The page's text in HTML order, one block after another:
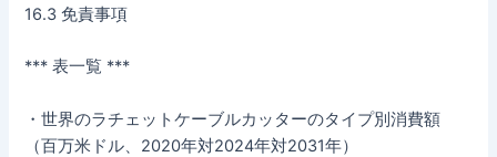
16.3 免責事項
*** 表一覧 ***
・世界のラチェットケーブルカッターのタイプ別消費額
（百万米ドル、2020年対2024年対2031年）